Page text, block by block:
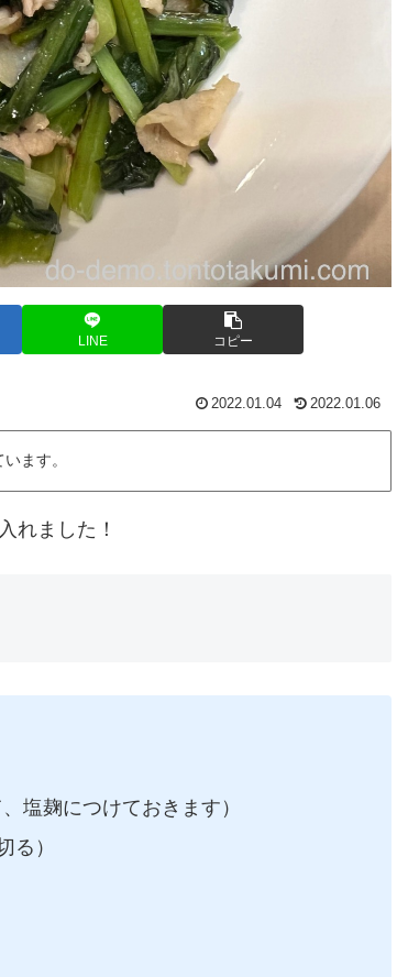
LINE コピー
2022.01.04 2022.01.06
ます。
れました！
塩麹につけておきます）
る）